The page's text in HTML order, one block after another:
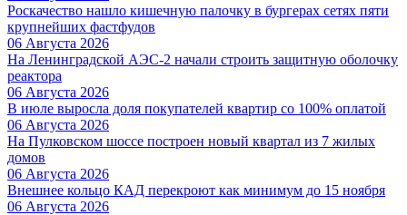
Роскачество нашло кишечную палочку в бургерах сетях пяти
крупнейших фастфудов
06 Августа 2026
На Ленинградской АЭС-2 начали строить защитную оболочку
реактора
06 Августа 2026
В июле выросла доля покупателей квартир со 100% оплатой
06 Августа 2026
На Пулковском шоссе построен новый квартал из 7 жилых
домов
06 Августа 2026
Внешнее кольцо КАД перекроют как минимум до 15 ноября
06 Августа 2026